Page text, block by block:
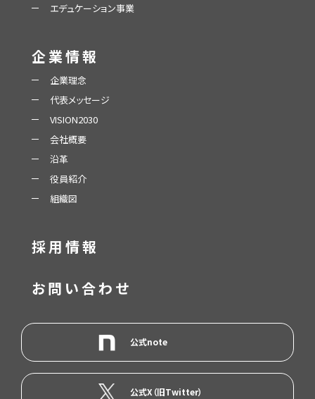
エデュケーション事業
企業情報
企業理念
代表メッセージ
VISION2030
会社概要
沿革
役員紹介
組織図
採用情報
お問い合わせ
公式note
公式X（旧Twitter）